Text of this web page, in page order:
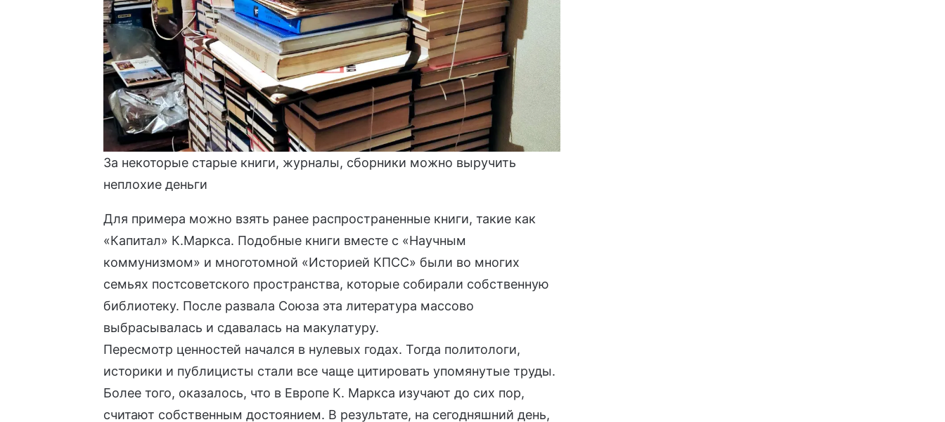
За некоторые старые книги, журналы, сборники можно выручить
неплохие деньги
Для примера можно взять ранее распространенные книги, такие как
«Капитал» К.Маркса. Подобные книги вместе с «Научным
коммунизмом» и многотомной «Историей КПСС» были во многих
семьях постсоветского пространства, которые собирали собственную
библиотеку. После развала Союза эта литература массово
выбрасывалась и сдавалась на макулатуру.
Пересмотр ценностей начался в нулевых годах. Тогда политологи,
историки и публицисты стали все чаще цитировать упомянутые труды.
Более того, оказалось, что в Европе К. Маркса изучают до сих пор,
считают собственным достоянием. В результате, на сегодняшний день,